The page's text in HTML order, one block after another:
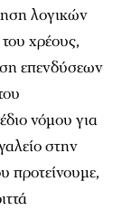
λογικών
χρέους,
επενδύσεων
νόμου για
στην
προτείνουμε,